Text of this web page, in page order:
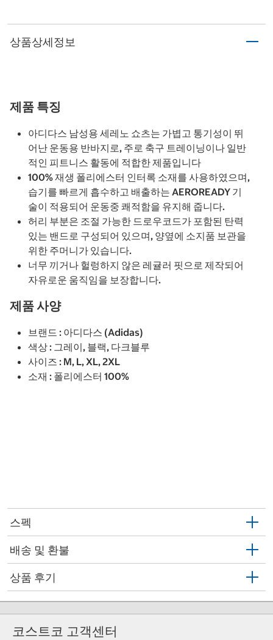
상품상세정보
제품 특징
아디다스 남성용 세레노 쇼츠는 가볍고 통기성이 뛰
어난 운동용 반바지로, 주로 축구 트레이닝이나 일반
적인 피트니스 활동에 적합한 제품입니다
100% 재생 폴리에스터 인터록 소재를 사용하였으며,
습기를 빠르게 흡수하고 배출하는 AEROREADY 기
술이 적용되어 운동중 쾌적함을 유지해 줍니다.
허리 부분은 조절 가능한 드로우코드가 포함된 탄력
있는 밴드로 구성되어 있으며, 양옆에 소지품 보관을
위한 주머니가 있습니다.
너무 끼거나 헐렁하지 않은 레귤러 핏으로 제작되어
자유로운 움직임을 보장합니다.
제품 사양
브랜드 : 아디다스 (Adidas)
색상 : 그레이, 블랙, 다크블루
사이즈 : M, L, XL, 2XL
소재 : 폴리에스터 100%
스펙
배송 및 환불
상품 후기
코스트코 고객센터